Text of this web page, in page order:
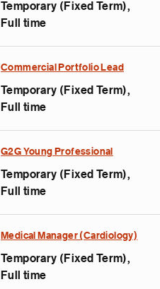
Temporary (Fixed Term),
Full time
Commercial Portfolio Lead
Temporary (Fixed Term),
Full time
G2G Young Professional
Temporary (Fixed Term),
Full time
Medical Manager (Cardiology)
Temporary (Fixed Term),
Full time